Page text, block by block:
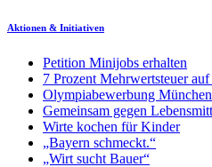
Aktionen & Initiativen
Petition Minijobs erhalten
7 Prozent Mehrwertsteuer auf
Olympiabewerbung München
Gemeinsam gegen
Wirte kochen für Kinder
„Bayern schmeckt.“
„Wirt sucht Bauer“